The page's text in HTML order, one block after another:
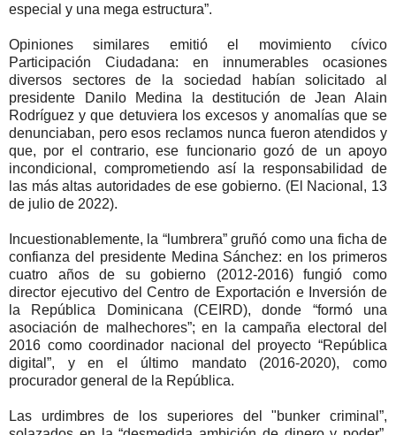
especial y una mega estructura”.
Opiniones similares emitió el movimiento cívico
Participación Ciudadana: en innumerables ocasiones
diversos sectores de la sociedad habían solicitado al
presidente Danilo Medina la destitución de Jean Alain
Rodríguez y que detuviera los excesos y anomalías que se
denunciaban, pero esos reclamos nunca fueron atendidos y
que, por el contrario, ese funcionario gozó de un apoyo
incondicional, comprometiendo así la responsabilidad de
las más altas autoridades de ese gobierno. (El Nacional, 13
de julio de 2022).
Incuestionablemente, la “lumbrera” gruñó como una ficha de
confianza del presidente Medina Sánchez: en los primeros
cuatro años de su gobierno (2012-2016) fungió como
director ejecutivo del Centro de Exportación e Inversión de
la República Dominicana (CEIRD), donde “formó una
asociación de malhechores”; en la campaña electoral del
2016 como coordinador nacional del proyecto “República
digital”, y en el último mandato (2016-2020), como
procurador general de la República.
Las urdimbres de los superiores del "bunker criminal”,